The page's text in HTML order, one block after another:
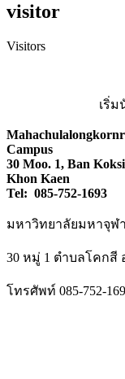
visitor
Visitors
เริ่ม
Campus
30 Moo. 1, Ban
Khon Kaen
Tel: 085-752-1693
มหาวิทยาลัยมหาจุฬ
30 หมู่ 1 ตำบลโคกสี
โทรศัพท์ 085-752-